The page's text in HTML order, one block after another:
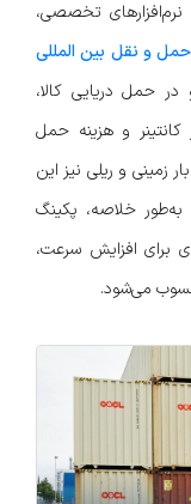
تخصصی،
حمل و نقل بین المللی
حمل دریایی کالا،
کانتینر و هزینه حمل
زمینی و ریلی نیز این
به‌طور خلاصه، پکینگ
برای افزایش سرعت،
می‌شود.